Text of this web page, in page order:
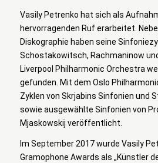
Vasily Petrenko hat sich als
hervorragenden Ruf erarbeitet.
Diskographie haben seine
Schostakowitsch, Rachmaninow
Liverpool Philharmonic Orchestra
gefunden. Mit dem Oslo
Zyklen von Skrjabins Sinfonien und
sowie ausgewählte Sinfonien von
Mjaskowskij veröffentlicht.
Im September 2017 wurde Vasily
Gramophone Awards als „Künstler